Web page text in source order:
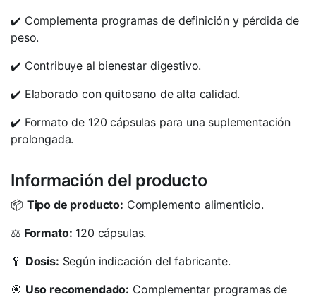
✔️ Complementa programas de definición y pérdida de
peso.
✔️ Contribuye al bienestar digestivo.
✔️ Elaborado con quitosano de alta calidad.
✔️ Formato de 120 cápsulas para una suplementación
prolongada.
Información del producto
📦 Tipo de producto: Complemento alimenticio.
⚖️ Formato: 120 cápsulas.
🥄 Dosis: Según indicación del fabricante.
🎯 Uso recomendado: Complementar programas de